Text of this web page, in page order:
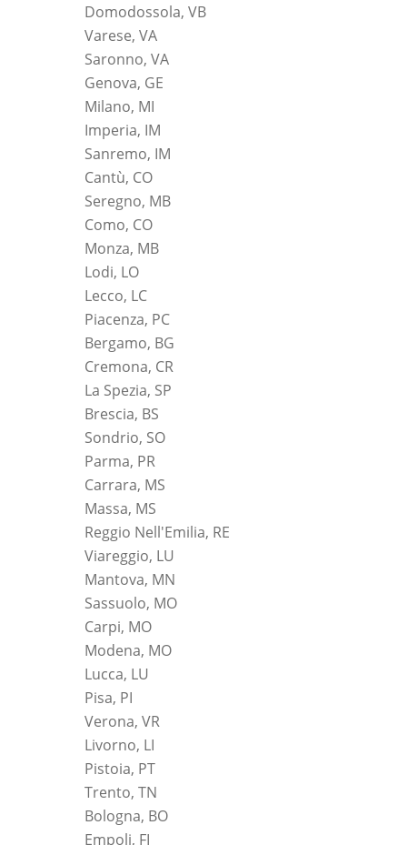
Domodossola, VB
Varese, VA
Saronno, VA
Genova, GE
Milano, MI
Imperia, IM
Sanremo, IM
Cantù, CO
Seregno, MB
Como, CO
Monza, MB
Lodi, LO
Lecco, LC
Piacenza, PC
Bergamo, BG
Cremona, CR
La Spezia, SP
Brescia, BS
Sondrio, SO
Parma, PR
Carrara, MS
Massa, MS
Reggio Nell'Emilia, RE
Viareggio, LU
Mantova, MN
Sassuolo, MO
Carpi, MO
Modena, MO
Lucca, LU
Pisa, PI
Verona, VR
Livorno, LI
Pistoia, PT
Trento, TN
Bologna, BO
Empoli, FI